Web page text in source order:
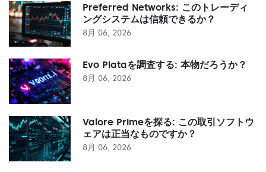
Preferred Networks: このトレーディ
ングシステムは信頼できるか？
8月 06, 2026
Evo Plataを調査する: 本物だろうか？
8月 06, 2026
Valore Primeを探る: この取引ソフトウ
ェアは正当なものですか？
8月 06, 2026